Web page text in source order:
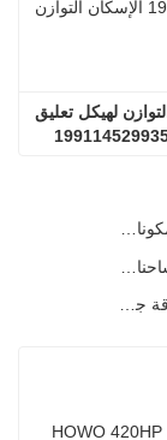
ساينوتراك تُطلق الجيل الجديد من مكونات الشاحنات الثقيلة: تعزيز الكفاءة والموثوقية للخدمات اللوجستية العالمية